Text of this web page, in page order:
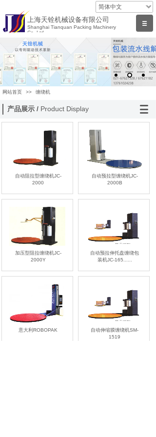
简体中文
上海天铨机械设备有限公司
Shanghai Tianquan Packing Machinery
Co.,Ltd
网站首页 >> 缠绕机
产品展示 / Product Display
自动阻拉型缠绕机JC-
2000
自动预拉型缠绕机JC-
2000B
加压型阻拉缠绕机JC-
2000Y
自动预拉伸托盘缠绕包
装机JC-165......
意大利ROBOPAK
自动伸缩膜缠绕机SM-
1519